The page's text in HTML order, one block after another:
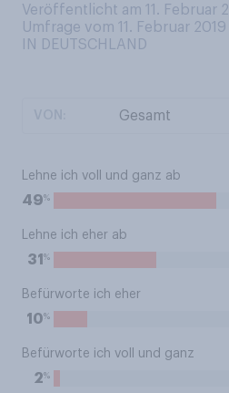
Veröffentlicht am 11. Februar
Umfrage vom 11. Februar
IN DEUTSCHLAND
Lehne ich voll und ganz ab
49%
Lehne ich eher ab
31 %
Befürworte ich eher
10%
Befürworte ich voll und ganz
2%